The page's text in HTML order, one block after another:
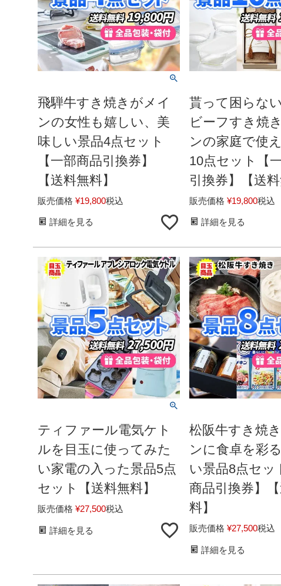
飛騨牛すき焼きがメイ
ンの女性も嬉しい、美
味しい景品4点セット
【一部商品引換券】
【送料無料】
販売価格 ¥19,800税込
詳細を見る
貰って困らな
ビーフすき焼
ンの家庭で使
10点セット【
引換券】【送料
販売価格 ¥19,800税込
詳細を見る
ティファール電気ケト
ルを目玉に使ってみた
い家電の入った景品5点
セット【送料無料】
販売価格 ¥27,500税込
詳細を見る
松阪牛すき焼
ンに食卓を彩
い景品8点セッ
商品引換券】
料】
販売価格 ¥27,500税込
詳細を見る